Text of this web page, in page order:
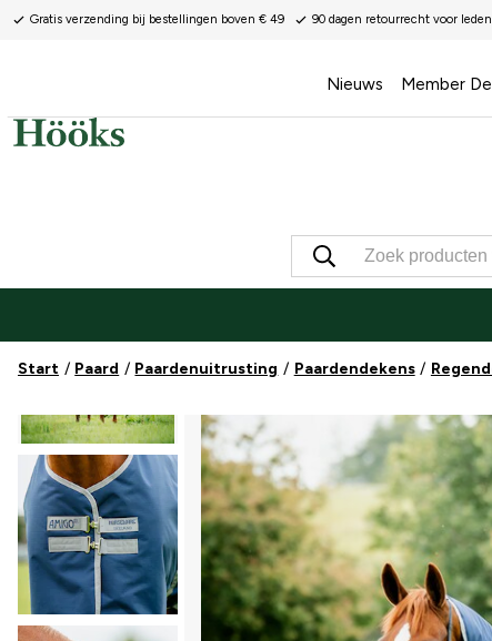
Gratis verzending bij bestellingen boven € 49 90 dagen retourrecht voor leden
Nieuws Member
Start Paard Paardenuitrusting Paardendekens